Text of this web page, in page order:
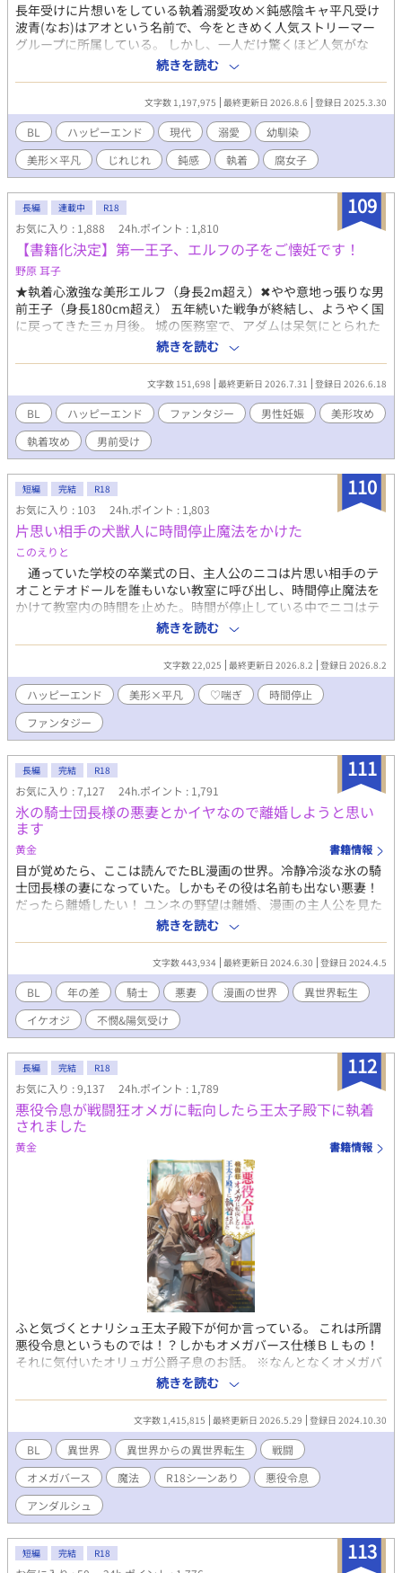
長年受けに片想いをしている執着溺愛攻め×鈍感陰キャ平凡受け
波青(なお)はアオという名前で、今をときめく人気ストリーマー
グループに所属している。 しかし、一人だけ驚くほど人気がな
い。 他のメンバーは、モデル、歌い手、プロゲーマー、ゲーム実
況者などそれぞれ特技を持った美形揃い。その中でアオだけ平凡
顔でなんの特技もないので浮いている。 しかも、アオは空気が読
めない、何を言ってもスベる、失言をしてしまうなどの悪癖のせ
いで、アンチをたくさん抱えている。 グループに入れたのだっ
て、ブラック企業にぶつかり病んでいたアオを、幼馴染で完璧人
間の秋風(配信者名、アキ)が優しさで誘ってくれたからに過ぎな
い。 すっかり自身の存在意義を見失っていたアオは、ある日自分
たちについている腐女子ファンの存在をネット上で見つけた。 ど
うやら彼女らは幼馴染のアキ×アオをカップリングして妄想する
ことで、日々の活力を得ているとかなんとか。興味が惹かれたの
で、アオは配信者本人であることは隠しつつ腐女子界隈に潜入す
ることにした。 その日から、彼女らを喜ばせ自身の人気を上げよ
うと、配信上でアキにひたすら営業BLを仕掛けるアオ。すると、
なぜかアキが固まって…。 (ムーンライトノベルズさんにも投稿し
ています)
続きを読む
文字数 1,197,975 最終更新日 2026.8.6 登録日 2025.3.30
BL ハッピーエンド 現代 溺愛
幼馴染
美形×平凡
じれじれ 鈍感 執着 腐女子
109
長編 連載中 R18
お気に入り : 1,888 24h.ポイント : 1,810
【書籍化決定】第一王子、エルフの子をご懐妊です！
野原 耳子
★執着心激強な美形エルフ（身長2m超え）✖やや意地っ張りな男
前王子（身長180cm超え） 五年続いた戦争が終結し、ようやく国
に戻ってきた三ヵ月後。 城の医務室で、アダムは呆気にとられた
声をあげていた。 「殿下、ご懐妊です」 「なんて？」 医者に「エ
ルフなら他種族の男性でも妊娠させることができる。何か心当た
りはないか？」と聞かれ、 アダムは、エルフ軍指揮官のイヴァン
と一夜の関係を持ったことを思い出す。 しかも、子を無事に産む
ためには、エルフの精液を注ぎ続ける必要があると言われ、 アダ
ムは仕方なくエルフの国へと向かうことになる。 再会したイヴァ
ンは、まるで伴侶のようにアダムを愛で始める。 子供を産んだら
さっさと国に戻るつもりだったのに、次第にアダムもイヴァンか
ら与えられる想いに心が揺らいでいき―― ★皆様の応援のおかげ
で【紙書籍&電子書籍化】が決定しました…！ 読んでくださった
皆様、心からありがとうございます…！ 出版レーベルさんや発売
日などは詳細が決まり次第、作者のXでご報告いたしますね。 引
き続き頑張っていきますので、どうかラストまで読んでいただけ
ると嬉しいです！
続きを読む
文字数 151,698 最終更新日 2026.7.31 登録日 2026.6.18
BL ハッピーエンド ファンタジー 男性妊娠
美形攻め
執着攻め
男前受け
110
短編 完結 R18
お気に入り : 103 24h.ポイント : 1,803
片思い相手の犬獣人に時間停止魔法をかけた
このえりと
通っていた学校の卒業式の日、主人公のニコは片思い相手のテ
オことテオドールを誰もいない教室に呼び出し、時間停止魔法を
かけて教室内の時間を止めた。時間が停止している中でニコはテ
オにキスをして、秘めていた想いを告白する。魔法を解除し別れ
の言葉を言うつもりだったニコだが、テオから言いくるめられ卒
業後もしばしば会うこととなった。せめてもう二度と時間停止魔
法は使わないとニコは決意する。 しかしその決意虚しく、結局
ニコは卒業後もテオに対し時間停止魔法を何度もかけてしまって
いた。ニコの家で一緒に夕飯を食べたあと、ニコはテオの時間を
止めキスやフェラをしていく。テオが帰ったあとはテオを思い出
しながらニコは自慰をする。そんな日々が続いていた。 しかし
ある日別の友人から、テオには好きな人がいるという話を聞いて
しまったニコは――。 主人公が片思い相手の犬獣人に時間停止魔
法をかけてあれやこれやする話。 成分表：♡喘ぎ 潮吹き ゆるフ
ァンタジーな世界観です
続きを読む
文字数 22,025 最終更新日 2026.8.2 登録日 2026.8.2
ハッピーエンド 美形×平凡 ♡喘ぎ
時間停止
ファンタジー
111
長編 完結 R18
お気に入り : 7,127 24h.ポイント : 1,791
氷の騎士団長様の悪妻とかイヤなので離婚しようと思い
ます
黄金 書籍情報
目が覚めたら、ここは読んでたBL漫画の世界。冷静冷淡な氷の騎
士団長様の妻になっていた。しかもその役は名前も出ない悪妻！
だったら離婚したい！ ユンネの野望は離婚、漫画の主人公を見た
い、という二つの事。 お供に老侍従ソマルデを伴って、主人公が
いる王宮に向かうのだった。 本編61話まで 番外編 なんか長くな
ってます。お付き合い下されば幸いです。 ※細目キャラが好きな
ので書いてます。 多くの方に読んでいただき嬉しいです。
コメント、お気に入り、しおり、イイねを沢山有難うございま
す。
続きを読む
文字数 443,934 最終更新日 2024.6.30 登録日 2024.4.5
BL 年の差 騎士 悪妻 漫画の世界
異世界転生
イケオジ
不憫&陽気受け
112
長編 完結 R18
お気に入り : 9,137 24h.ポイント : 1,789
悪役令息が戦闘狂オメガに転向したら王太子殿下に執着
されました
黄金 書籍情報
ふと気づくとナリシュ王太子殿下が何か言っている。 これは所謂
悪役令息というものでは！？しかもオメガバース仕様ＢＬもの！
それに気付いたオリュガ公爵子息のお話。 ※なんとなくオメガバ
ース書きたくなって思いつきで書いてます。読んでもらえたら嬉
しいです。 1話〜108話まで本編(２月１１日完結)。 109話か
ら番外編となります。 お気に入り、イイね、しおり、コメント
を入れていただき有難う御座います！ 誤字脱字の報告有難うご
ざいます！
続きを読む
文字数 1,415,815 最終更新日 2026.5.29 登録日 2024.10.30
BL 異世界 異世界からの異世界転生
戦闘
オメガバース
魔法 R18シーンあり
悪役令息
アンダルシュ
113
短編 完結 R18